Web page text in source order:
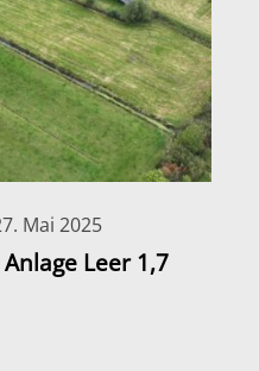
Mai 2025
Leer 1,7